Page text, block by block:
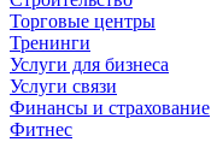
Торговые центры
Тренинги
Услуги для бизнеса
Услуги связи
Финансы и страхование
Фитнес